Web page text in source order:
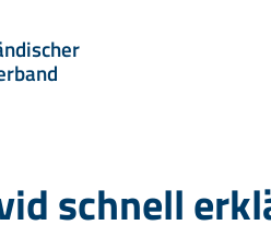
schnell